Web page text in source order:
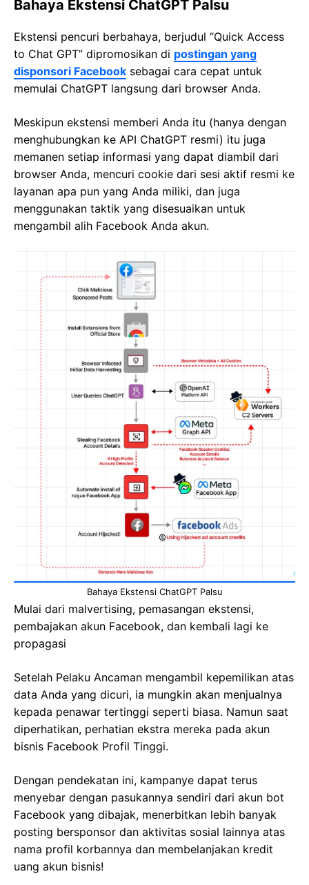
Bahaya Ekstensi ChatGPT Palsu
Ekstensi pencuri berbahaya, berjudul “Quick Access
to Chat GPT” dipromosikan di postingan yang
disponsori Facebook sebagai cara cepat untuk
memulai ChatGPT langsung dari browser Anda.
Meskipun ekstensi memberi Anda itu (hanya dengan
menghubungkan ke API ChatGPT resmi) itu juga
memanen setiap informasi yang dapat diambil dari
browser Anda, mencuri cookie dari sesi aktif resmi ke
layanan apa pun yang Anda miliki, dan juga
menggunakan taktik yang disesuaikan untuk
mengambil alih Facebook Anda akun.
Bahaya Ekstensi ChatGPT Palsu
Mulai dari malvertising, pemasangan ekstensi,
pembajakan akun Facebook, dan kembali lagi ke
propagasi
Setelah Pelaku Ancaman mengambil kepemilikan atas
data Anda yang dicuri, ia mungkin akan menjualnya
kepada penawar tertinggi seperti biasa. Namun saat
diperhatikan, perhatian ekstra mereka pada akun
bisnis Facebook Profil Tinggi.
Dengan pendekatan ini, kampanye dapat terus
menyebar dengan pasukannya sendiri dari akun bot
Facebook yang dibajak, menerbitkan lebih banyak
posting bersponsor dan aktivitas sosial lainnya atas
nama profil korbannya dan membelanjakan kredit
uang akun bisnis!